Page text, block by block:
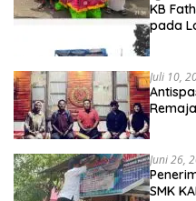
KB
pada
Juli 10,
Juni 26,
SMK